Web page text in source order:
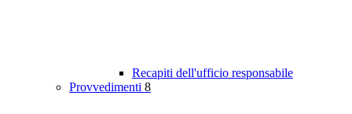
Recapiti dell'ufficio responsabile
Provvedimenti 8